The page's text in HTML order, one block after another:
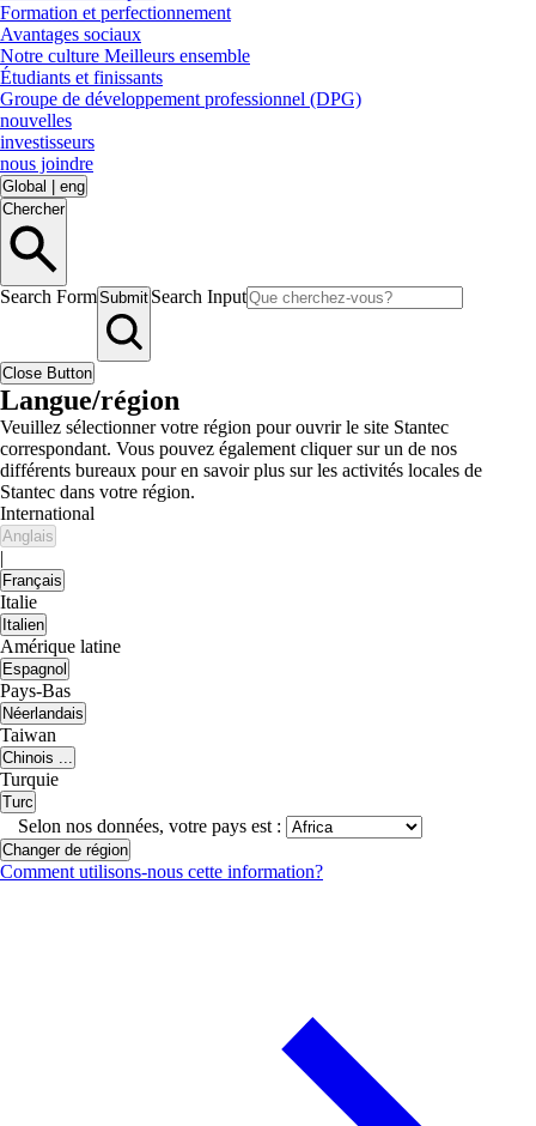
Formation et perfectionnement
Avantages sociaux
Notre culture Meilleurs ensemble
Étudiants et finissants
Groupe de développement professionnel (DPG)
nouvelles
investisseurs
nous joindre
Global
eng
Chercher
Search FormSubmit Search Input
Close Button
Langue/région
Veuillez sélectionner votre région pour ouvrir le site Stantec
correspondant. Vous pouvez également cliquer sur un de nos
différents bureaux pour en savoir plus sur les activités locales de
Stantec dans votre région.
International
Anglais
|
Français
Italie
Italien
Amérique latine
Espagnol
Pays-Bas
Néerlandais
Taiwan
Chinois ...
Turquie
Turc
Selon nos données, votre pays est :
Changer de région
Comment utilisons-nous cette information?